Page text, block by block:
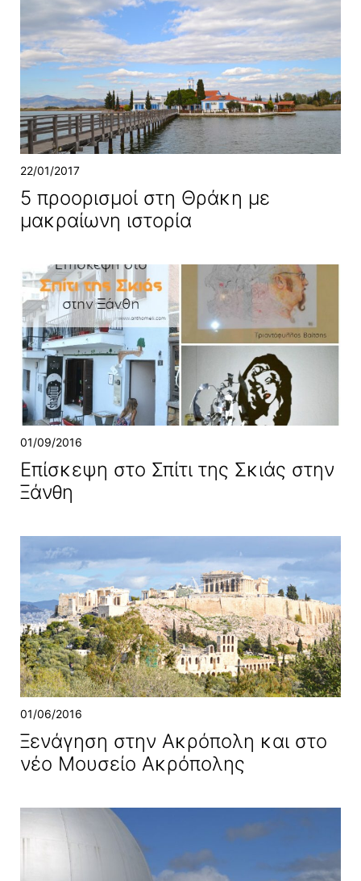
22/01/2017
5 προορισμοί στη Θράκη με
μακραίωνη ιστορία
01/09/2016
Επίσκεψη στο Σπίτι της Σκιάς στην
Ξάνθη
01/06/2016
Ξενάγηση στην Ακρόπολη και στο
νέο Μουσείο Ακρόπολης